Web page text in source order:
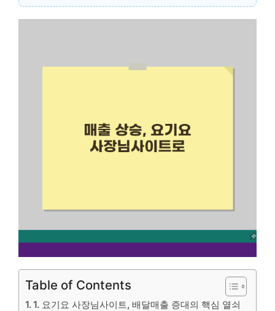
Table of Contents
1. 요기요 사장님사이트, 배달매출 증대의 핵심 열쇠